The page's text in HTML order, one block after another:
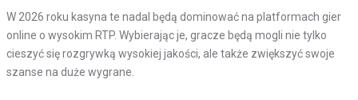
W 2026 roku kasyna te nadal będą dominować na platformach gier
online o wysokim RTP. Wybierając je, gracze będą mogli nie tylko
cieszyć się rozgrywką wysokiej jakości, ale także zwiększyć swoje
szanse na duże wygrane.